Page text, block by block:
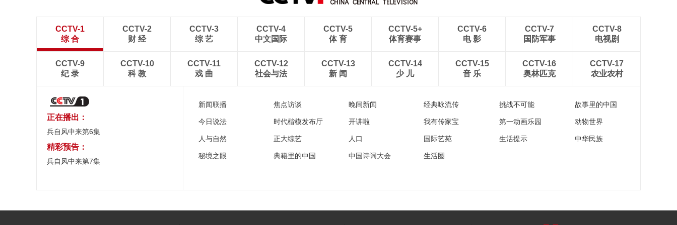
CCTV-1
综 合
CCTV-2
财 经
CCTV-3
综 艺
CCTV-4
中文国际
CCTV-5
体 育
CCTV-5+
体育赛事
CCTV-6
电 影
CCTV-7
国防军事
CCTV-8
电视剧
CCTV-9
纪 录
CCTV-10
科 教
CCTV-11
戏 曲
CCTV-12
社会与法
CCTV-13
新 闻
CCTV-14
少 儿
CCTV-15
音 乐
CCTV-16
奥林匹克
CCTV-17
农业农村
正在播出：
兵自风中来第6集
精彩预告：
兵自风中来第7集
新闻联播 焦点访谈 晚间新闻 经典咏流传 挑战不可能 故事里的中国
今日说法 时代楷模发布厅 开讲啦 我有传家宝 第一动画乐园 动物世界
人与自然 正大综艺 人口 国际艺苑 生活提示 中华民族
秘境之眼 典籍里的中国 中国诗词大会 生活圈